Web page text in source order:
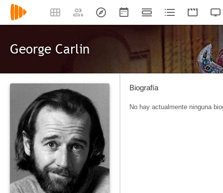
George Carlin
Biografía
No hay actualmente ninguna